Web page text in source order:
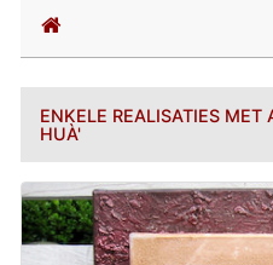
(current)
ENKELE REALISATIES MET
HUÀ'